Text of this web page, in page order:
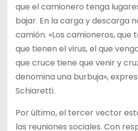
que el camionero tenga
bajar. En la carga y descarga
camión. «Los camioneros, que
que tienen el virus, el que
que cruce tiene que venir y
denomina una burbuja»,
Schiaretti.
Por último, el tercer vector
las reuniones sociales. Con